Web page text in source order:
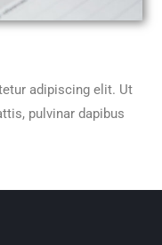
adipiscing elit. Ut
pulvinar dapibus